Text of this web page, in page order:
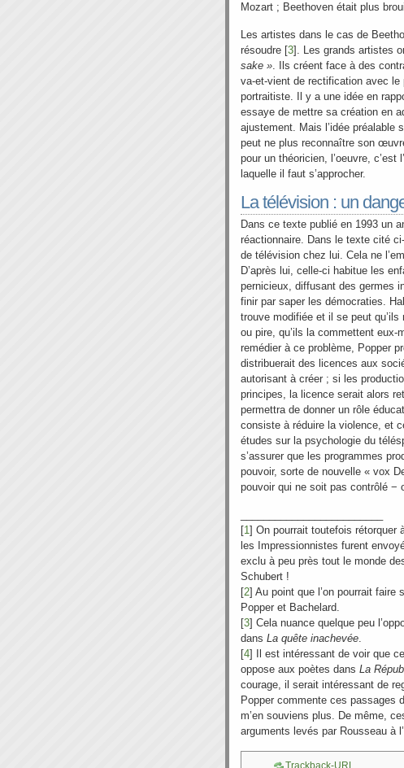
Mozart ; Beethoven était plus
Les artistes dans le cas de
résoudre [3]. Les grands artistes
sake ». Ils créent face à des
va-et-vient de rectification avec
portraitiste. Il y a une idée en
essaye de mettre sa création en
ajustement. Mais l’idée préalable
peut ne plus reconnaître son
pour un théoricien, l’oeuvre,
laquelle il faut s’approcher.
La télévision : un
Dans ce texte publié en 1993 un
réactionnaire. Dans le texte cité
de télévision chez lui. Cela ne
D’après lui, celle-ci habitue les
pernicieux, diffusant des germes
finir par saper les démocraties.
trouve modifiée et il se peut
ou pire, qu’ils la commettent eux-
remédier à ce problème, Popper
distribuerait des licences aux
autorisant à créer ; si les
principes, la licence serait alors
permettra de donner un rôle
consiste à réduire la violence, et
études sur la psychologie du
s’assurer que les programmes
pouvoir, sorte de nouvelle « vox
pouvoir qui ne soit pas contrôlé −
[1] On pourrait toutefois rétorquer
les Impressionnistes furent
exclu à peu près tout le monde
Schubert !
[2] Au point que l’on pourrait faire
Popper et Bachelard.
[3] Cela nuance quelque peu
dans La quête inachevée.
[4] Il est intéressant de voir que
oppose aux poètes dans La
courage, il serait intéressant de
Popper commente ces passages
m’en souviens plus. De même,
arguments levés par Rousseau à
Trackback-URL